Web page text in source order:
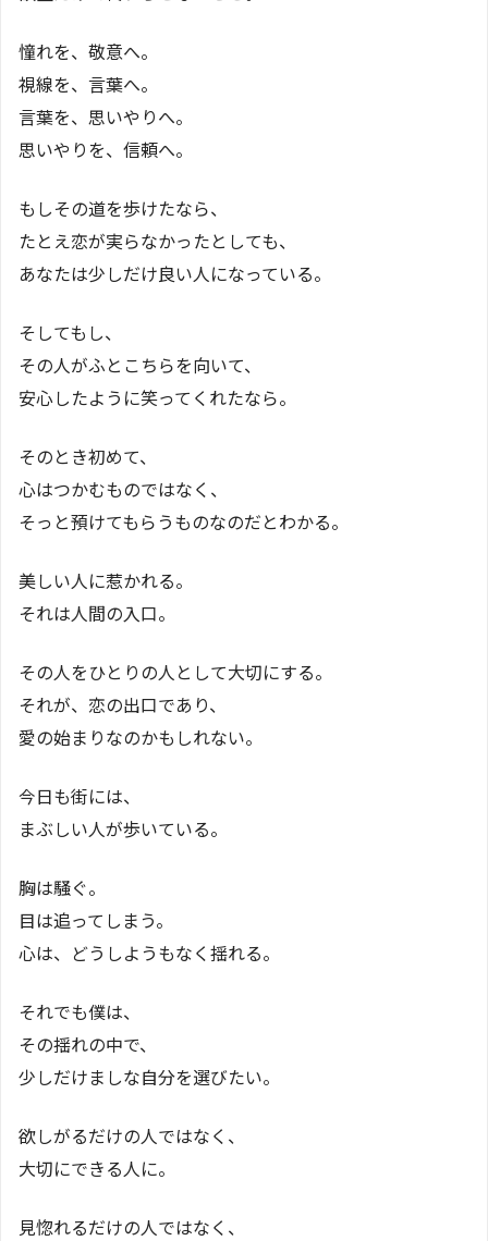
憧れを、敬意へ。
視線を、言葉へ。
言葉を、思いやりへ。
思いやりを、信頼へ。
もしその道を歩けたなら、
たとえ恋が実らなかったとしても、
あなたは少しだけ良い人になっている。
そしてもし、
その人がふとこちらを向いて、
安心したように笑ってくれたなら。
そのとき初めて、
心はつかむものではなく、
そっと預けてもらうものなのだとわかる。
美しい人に惹かれる。
それは人間の入口。
その人をひとりの人として大切にする。
それが、恋の出口であり、
愛の始まりなのかもしれない。
今日も街には、
まぶしい人が歩いている。
胸は騒ぐ。
目は追ってしまう。
心は、どうしようもなく揺れる。
それでも僕は、
その揺れの中で、
少しだけましな自分を選びたい。
欲しがるだけの人ではなく、
大切にできる人に。
見惚れるだけの人ではなく、